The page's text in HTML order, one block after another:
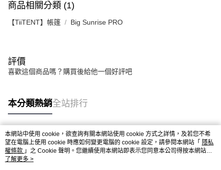
商品相關分類 (1)
【TiiTENT】帳篷 Big Sunrise PRO
評價
喜歡這個商品嗎？購買後給他一個好評吧
本分類熱銷全站排行
熱門標籤
本網站中使用 cookie，欲查詢有關本網站使用 cookie 方式之詳情，及若您不希
望在電腦上使用 cookie 時應如何變更電腦的 cookie 設定，請參閱本網站「 隱私
權條款 」之 Cookie 聲明。您繼續使用本網站即表示您同意本公司得按本網站使
用條款之 Cookie 聲明使用 cookie。
了解更多 >